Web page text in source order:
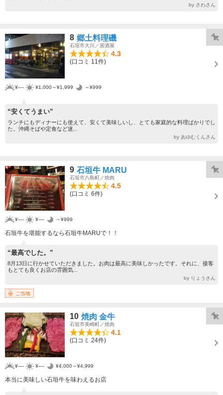
by さわさん
8 郷土料理磯
石垣市大川／居酒屋
4.3
(口コミ 11件)
¥---- ¥1,000～¥1,999 ～¥999
“安くてうまい”
ランチにもディナーにも使えて、安くて美味しいし、とても家庭的な料理ばかりでし
た。沖縄そばや定食など迷...
by あゆむくんさん
9 石垣牛 MARU
石垣市八島町／焼肉
4.5
(口コミ 6件)
¥---- ¥---- ～¥999
石垣牛を堪能するなら石垣牛MARUで！！
“最高でした。”
8月13日に行かせていただきました。お肉は最高に美味しかったです。それに、接客
もとても良くお店の雰囲気...
by りょうさん
ご当地
10 焼肉 金牛
石垣市美崎町／焼肉
4.1
(口コミ 24件)
¥---- ¥---- ¥4,000～¥4,999
本当に美味しい石垣牛を味わえるお店